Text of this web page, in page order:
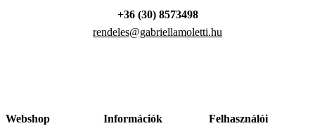
+36 (30) 8573498
rendeles@gabriellamoletti.hu
Webshop
Információk
Felhasználói